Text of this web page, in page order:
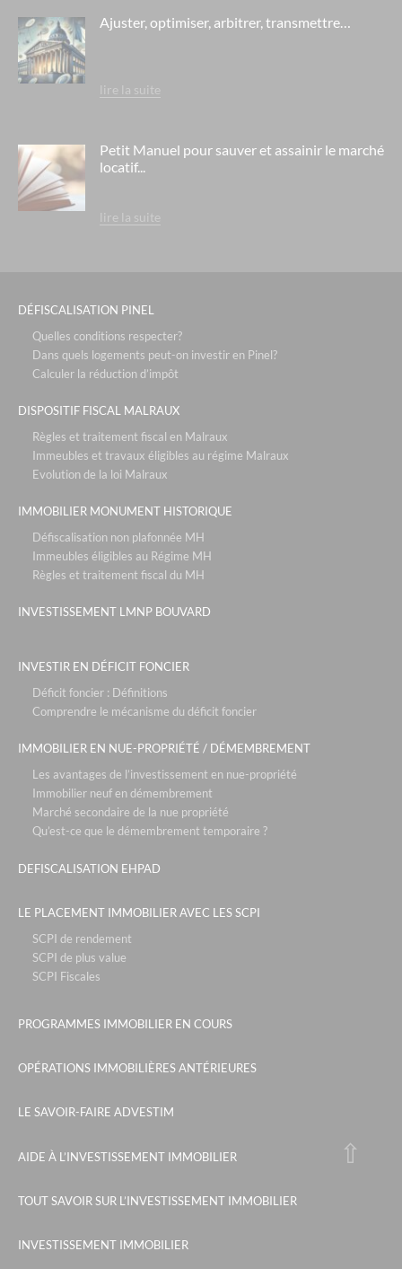
Ajuster, optimiser, arbitrer, transmettre…
lire la suite
Petit Manuel pour sauver et assainir le marché
locatif...
lire la suite
DÉFISCALISATION PINEL
Quelles conditions respecter?
Dans quels logements peut-on investir en Pinel?
Calculer la réduction d’impôt
DISPOSITIF FISCAL MALRAUX
Règles et traitement fiscal en Malraux
Immeubles et travaux éligibles au régime Malraux
Evolution de la loi Malraux
IMMOBILIER MONUMENT HISTORIQUE
Défiscalisation non plafonnée MH
Immeubles éligibles au Régime MH
Règles et traitement fiscal du MH
INVESTISSEMENT LMNP BOUVARD
INVESTIR EN DÉFICIT FONCIER
Déficit foncier : Définitions
Comprendre le mécanisme du déficit foncier
IMMOBILIER EN NUE-PROPRIÉTÉ / DÉMEMBREMENT
Les avantages de l’investissement en nue-propriété
Immobilier neuf en démembrement
Marché secondaire de la nue propriété
Qu’est-ce que le démembrement temporaire ?
DEFISCALISATION EHPAD
LE PLACEMENT IMMOBILIER AVEC LES SCPI
SCPI de rendement
SCPI de plus value
SCPI Fiscales
PROGRAMMES IMMOBILIER EN COURS
OPÉRATIONS IMMOBILIÈRES ANTÉRIEURES
LE SAVOIR-FAIRE ADVESTIM
AIDE À L’INVESTISSEMENT IMMOBILIER
TOUT SAVOIR SUR L’INVESTISSEMENT IMMOBILIER
INVESTISSEMENT IMMOBILIER